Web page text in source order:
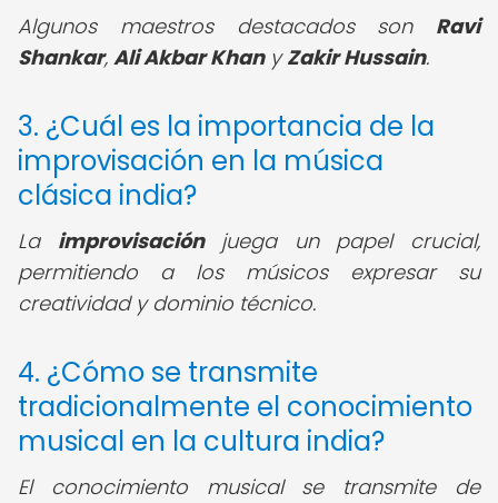
Algunos maestros destacados son Ravi
Shankar, Ali Akbar KhanyZakir Hussain.
3. ¿Cuál es la importancia de la
improvisación en la música
clásica india?
La improvisaciónjuega un papel crucial,
permitiendo a los músicos expresar su
creatividad y dominio técnico.
4. ¿Cómo se transmite
tradicionalmente el conocimiento
musical en la cultura india?
El conocimiento musical se transmite de